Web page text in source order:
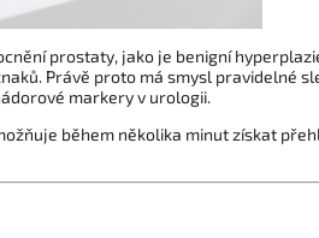
prostaty, jako je benigní
Právě proto má smysl pravidelné
markery v urologii.
během několika minut získat